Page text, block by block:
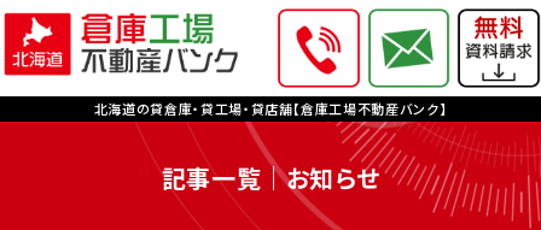
北海道の貸倉庫・貸工場・貸店舗【倉庫工場不動産バンク】
記事一覧｜お知らせ